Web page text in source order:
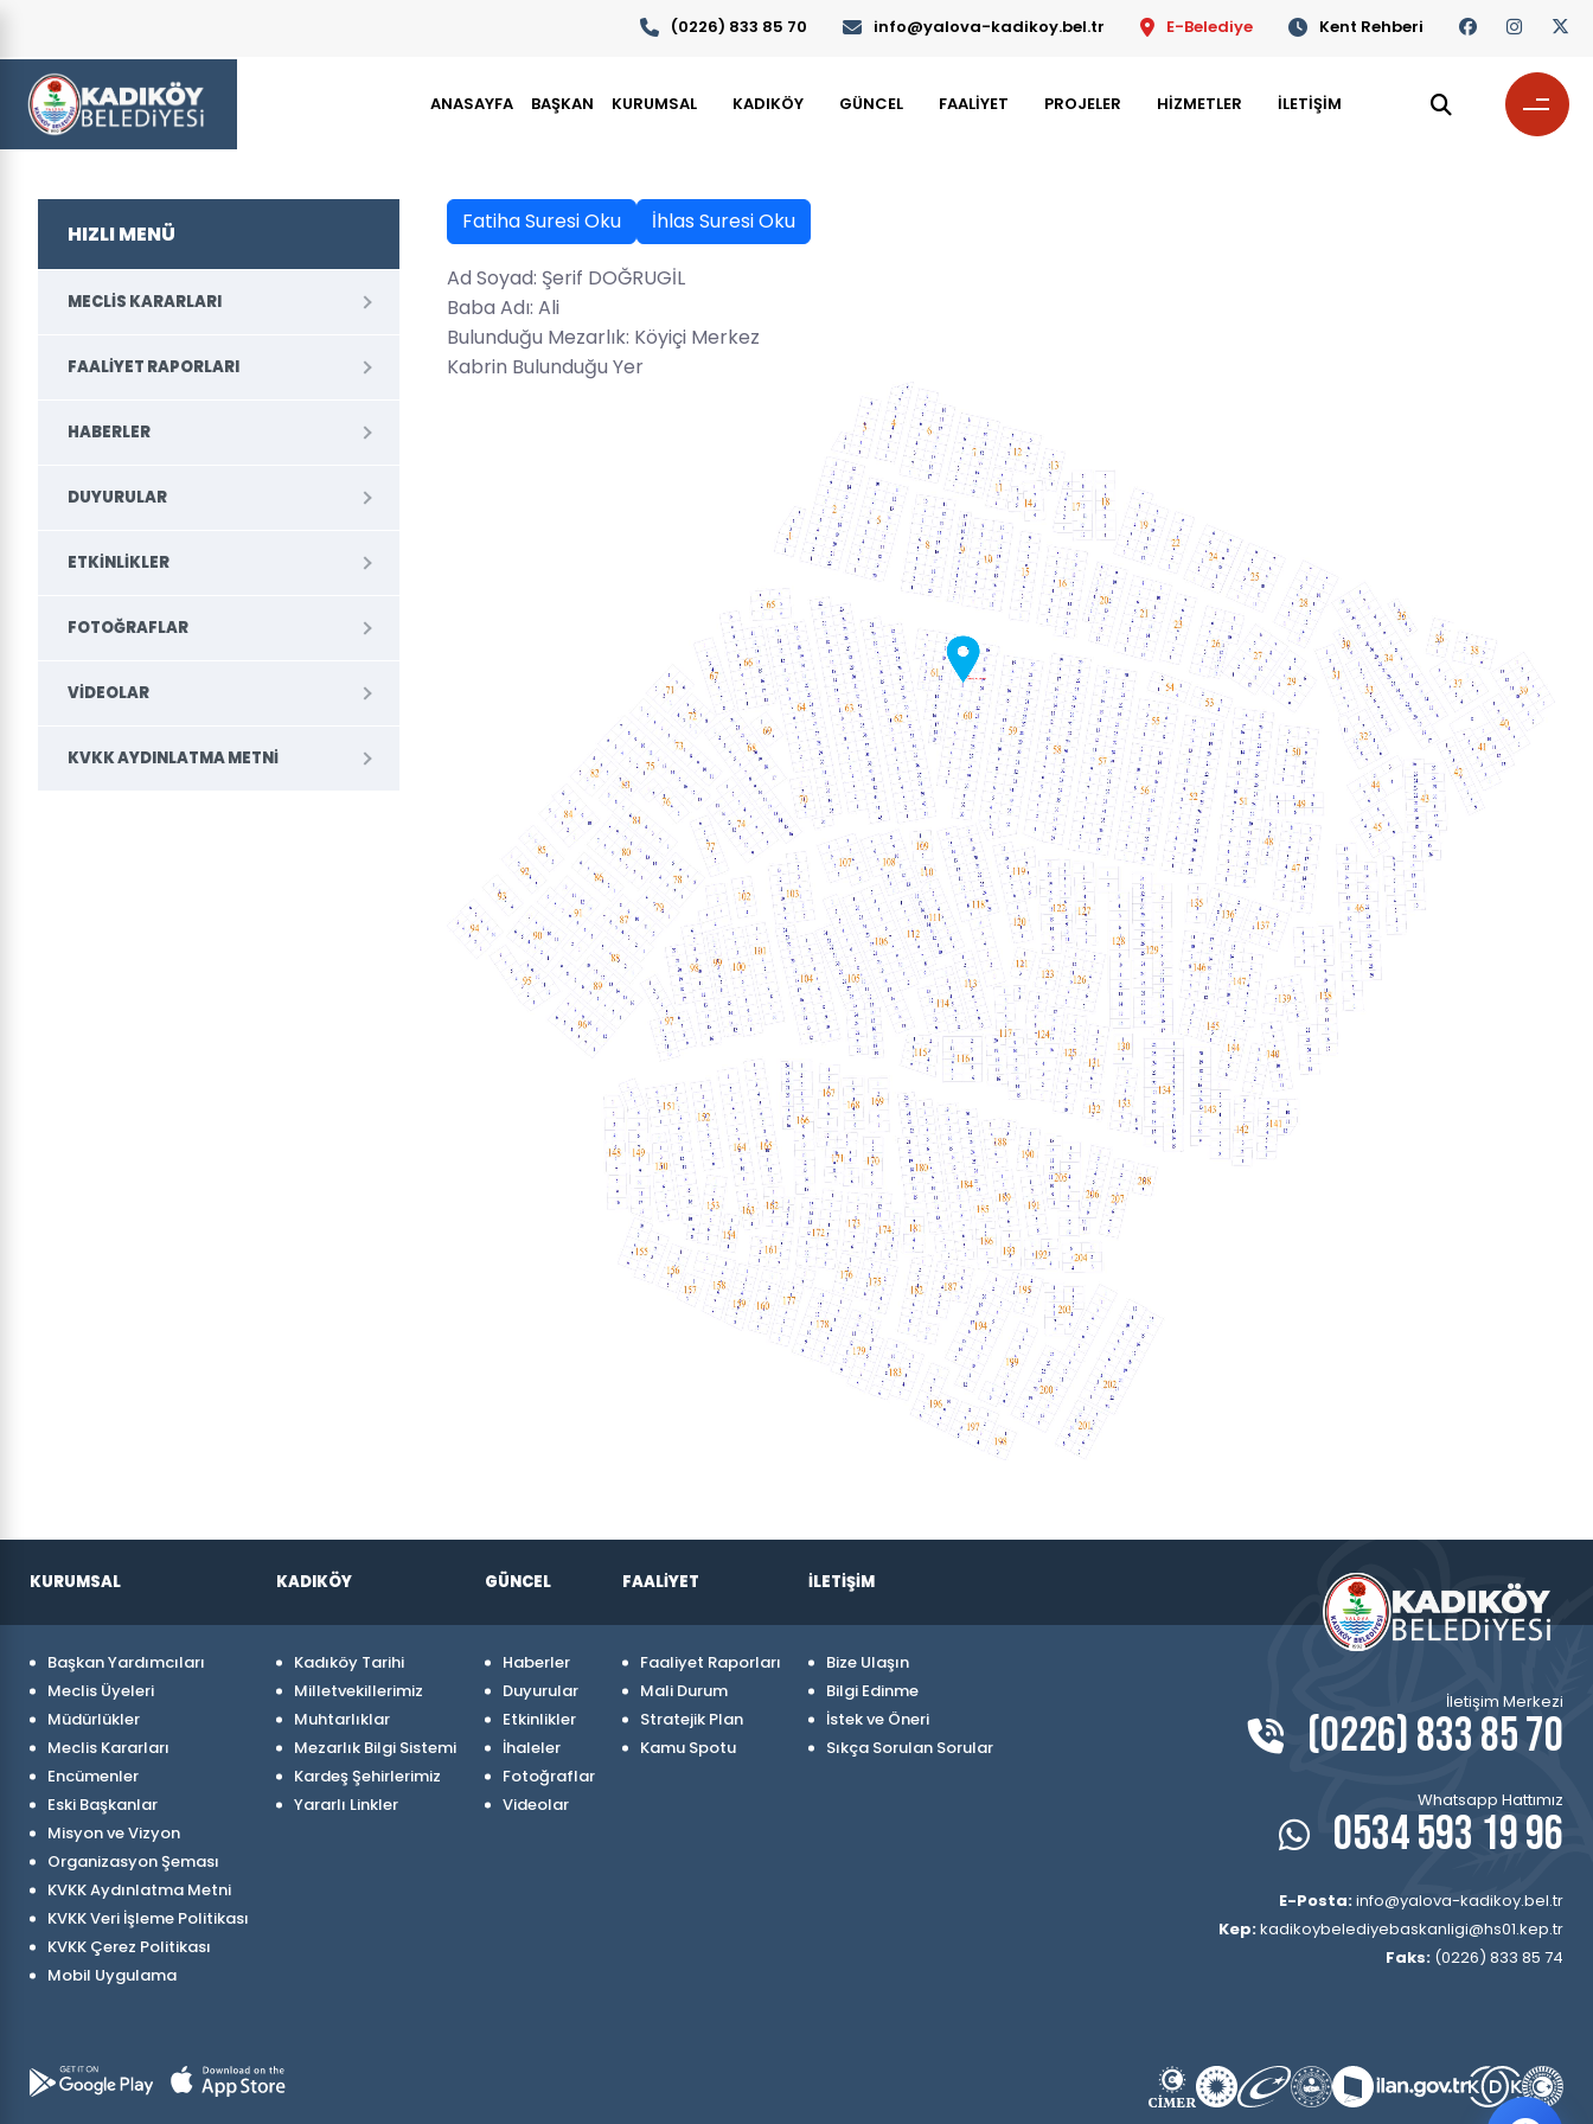
(0226) 833 85 70 info@yalova-kadikoy.bel.tr E-Belediye Kent Rehberi
ANASAYFA BAŞKAN KURUMSAL KADIKÖY GÜNCEL FAALİYET PROJELER HİZMETLER İLETİŞİM
Fatiha Suresi Oku İhlas Suresi Oku
Ad Soyad: Şerif DOĞRUGİL
Baba Adı: Ali
Bulunduğu Mezarlık: Köyiçi Merkez
Kabrin Bulunduğu Yer
HIZLI MENÜ
MECLIS KARARLARI
FAALIYET RAPORLARI
HABERLER
DUYURULAR
ETKINLIKLER
FOTOĞRAFLAR
VIDEOLAR
KVKK AYDINLATMA METNI
KURUMSAL
Başkan Yardımcıları
Meclis Üyeleri
Müdürlükler
Meclis Kararları
Encümenler
Eski Başkanlar
Misyon ve Vizyon
Organizasyon Şeması
KVKK Aydınlatma Metni
KVKK Veri İşleme Politikası
KVKK Çerez Politikası
Mobil Uygulama
KADIKÖY
Kadıköy Tarihi
Milletvekillerimiz
Muhtarlıklar
Mezarlık Bilgi Sistemi
Kardeş Şehirlerimiz
Yararlı Linkler
GÜNCEL
Haberler
Duyurular
Etkinlikler
İhaleler
Fotoğraflar
Videolar
FAALİYET
Faaliyet Raporları
Mali Durum
Stratejik Plan
Kamu Spotu
İLETİŞİM
Bize Ulaşın
Bilgi Edinme
İstek ve Öneri
Sıkça Sorulan Sorular
İletişim Merkezi
(0226) 833 85 70
Whatsapp Hattımız
0534 593 19 96
E-Posta:info@yalova-kadikoy.bel.tr
Kep:kadikoybelediyebaskanligi@hs01.kep.tr
Faks: (0226) 833 85 74